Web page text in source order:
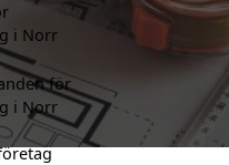
i Norr
för
i Norr